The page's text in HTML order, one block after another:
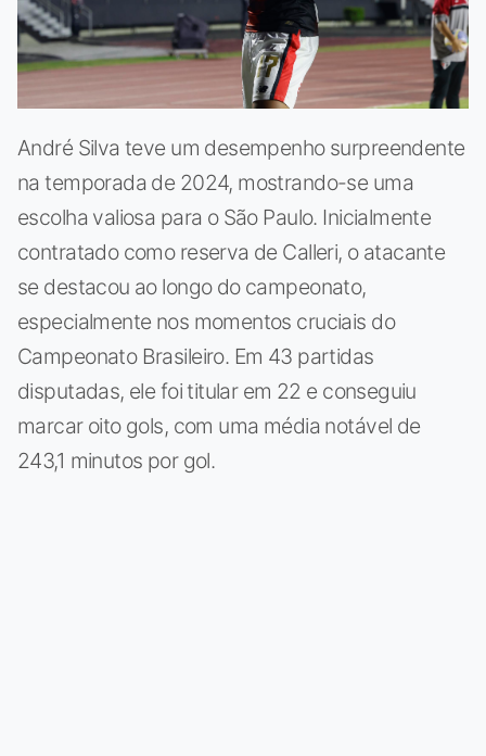
André Silva teve um desempenho surpreendente
na temporada de 2024, mostrando-se uma
escolha valiosa para o São Paulo. Inicialmente
contratado como reserva de Calleri, o atacante
se destacou ao longo do campeonato,
especialmente nos momentos cruciais do
Campeonato Brasileiro. Em 43 partidas
disputadas, ele foi titular em 22 e conseguiu
marcar oito gols, com uma média notável de
243,1 minutos por gol.